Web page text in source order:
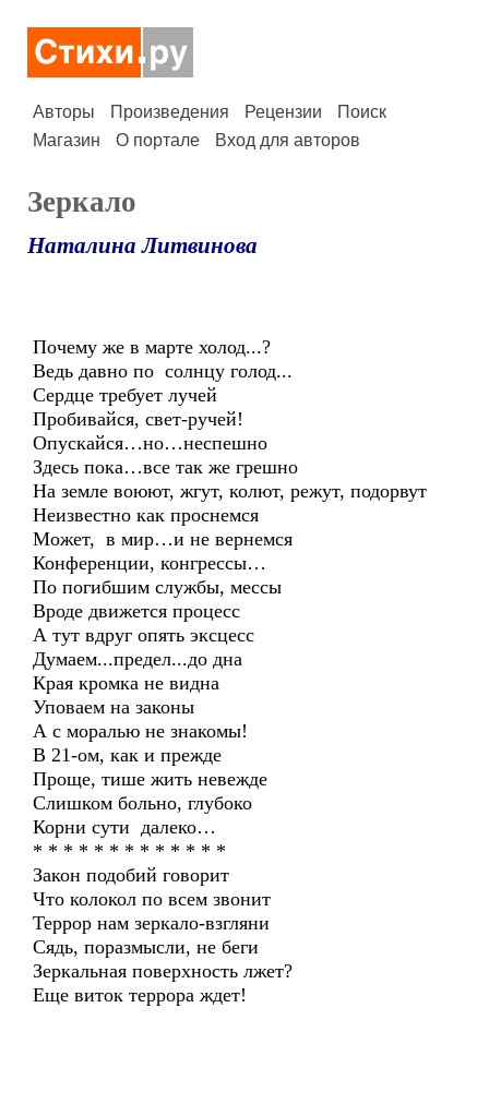
Авторы Произведения Рецензии
Поиск
Магазин
О портале Вход для авторов
Зеркало
Наталина Литвинова
Почему же в марте холод...?
Ведь давно по солнцу голод...
Сердце требует лучей
Пробивайся, свет-ручей!
Опускайся…но…неспешно
Здесь пока…все так же грешно
На земле воюют, жгут, колют, режут, подорвут
Неизвестно как проснемся
Может, в мир…и не вернемся
Конференции, конгрессы…
По погибшим службы, мессы
Вроде движется процесс
А тут вдруг опять эксцесс
Думаем...предел...до дна
Края кромка не видна
Уповаем на законы
А с моралью не знакомы!
В 21-ом, как и прежде
Проще, тише жить невежде
Слишком больно, глубоко
Корни сути далеко…
* * * * * * * * * * * * *
Закон подобий говорит
Что колокол по всем звонит
Террор нам зеркало-взгляни
Сядь, поразмысли, не беги
Зеркальная поверхность лжет?
Еще виток террора ждет!